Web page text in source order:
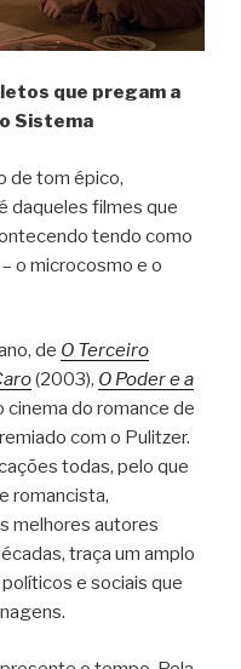
que pregam a
Sistema
de tom épico,
daqueles filmes que
tendo como
o microcosmo e o
de O Terceiro
(2003), O Poder e a
cinema do romance de
com o Pulitzer.
todas, pelo que
romancista,
melhores autores
traça um amplo
e sociais que